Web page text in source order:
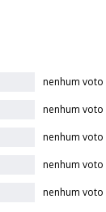
nenhum voto
nenhum voto
nenhum voto
nenhum voto
nenhum voto